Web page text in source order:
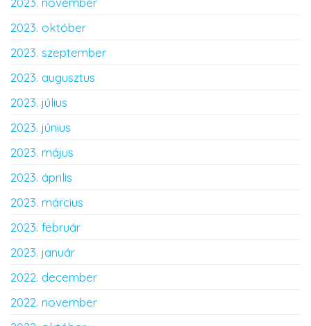
2023. október
2023. szeptember
2023. augusztus
2023. július
2023. június
2023. május
2023. április
2023. március
2023. február
2023. január
2022. december
2022. november